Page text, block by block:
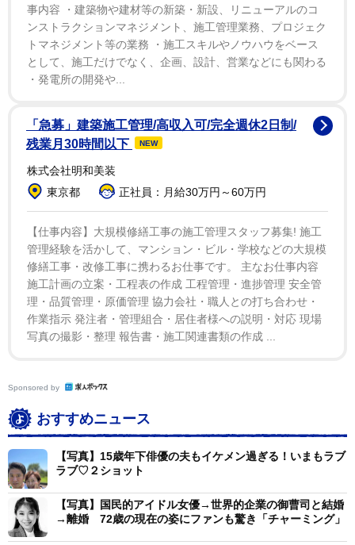
俳優・原田篤と再婚。現在も仲の良い2ショットを披露
している。
事内容 ・建築物や建材等の新築・新設、リニューアルのコ
ンストラクションマネジメント、施工管理業務、プロジェク
トマネジメント等の業務 ・施工スキルやノウハウをベース
として、施工だけでなく、企画、設計、営業などにも関わる
・発電所の開発や...
「急募」建築施工管理/高収入可/完全週休2日制/
残業月30時間以下
NEW
株式会社明和美装
東京都
正社員：月給30万円～60万円
【仕事内容】大規模修繕工事の施工管理スタッフ募集! 施工
管理経験を活かして、マンション・ビル・学校などの大規模
修繕工事・改修工事に携わるお仕事です。 主なお仕事内容
施工計画の立案・工程表の作成 工程管理・進捗管理 安全管
理・品質管理・原価管理 協力会社・職人との打ち合わせ・
作業指示 発注者・管理組合・居住者様への説明・対応 現場
写真の撮影・整理 報告書・施工関連書類の作成 ...
Sponsored by
おすすめニュース
【写真】15歳年下俳優の夫もイケメン過ぎる！いまもラブ
ラブ♡２ショット
【写真】国民的アイドル女優→世界的企業の御曹司と結婚
→離婚 72歳の現在の姿にファンも驚き「チャーミング」